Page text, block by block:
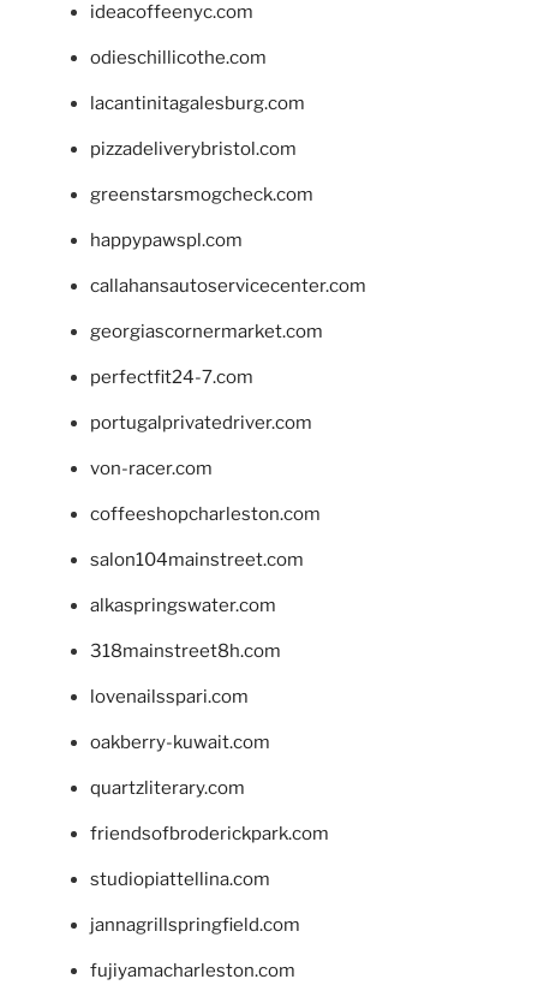
ideacoffeenyc.com
odieschillicothe.com
lacantinitagalesburg.com
pizzadeliverybristol.com
greenstarsmogcheck.com
happypawspl.com
callahansautoservicecenter.com
georgiascornermarket.com
perfectfit24-7.com
portugalprivatedriver.com
von-racer.com
coffeeshopcharleston.com
salon104mainstreet.com
alkaspringswater.com
318mainstreet8h.com
lovenailsspari.com
oakberry-kuwait.com
quartzliterary.com
friendsofbroderickpark.com
studiopiattellina.com
jannagrillspringfield.com
fujiyamacharleston.com